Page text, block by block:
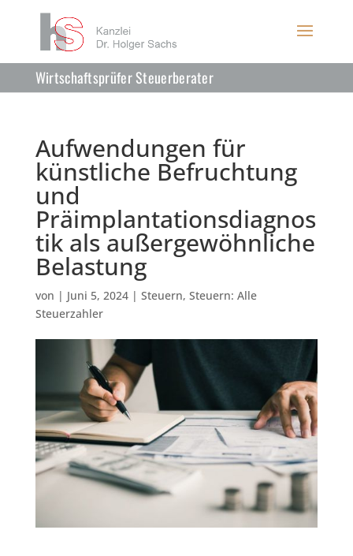
Wirtschaftsprüfer Steuerberater
Aufwendungen für
künstliche Befruchtung
und
Präimplantationsdiagnos
tik als außergewöhnliche
Belastung
von | Juni 5, 2024| Steuern, Steuern: Alle
Steuerzahler